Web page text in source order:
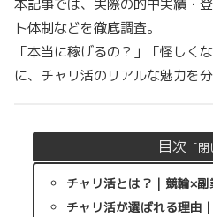
ト体制などを徹底調査。
「本当に稼げるの？」「怪しく
に、チャリ活のリアルな魅力を
目次
チャリ活とは？｜競輪×
チャリ活が選ばれる理由